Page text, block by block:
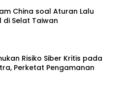
China soal Aturan Lalu
di Selat Taiwan
Risiko Siber Kritis pada
Perketat Pengamanan